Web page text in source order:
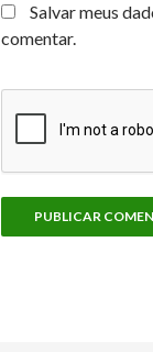
Salvar meus
comentar.